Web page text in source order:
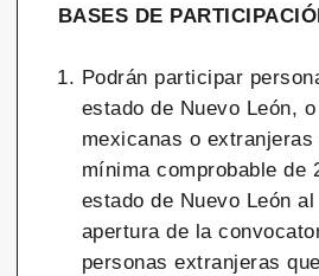
BASES DE
Podrán participar
estado de Nuevo León,
mexicanas o
mínima comprobable de
estado de Nuevo León
apertura de la
personas extranjeras